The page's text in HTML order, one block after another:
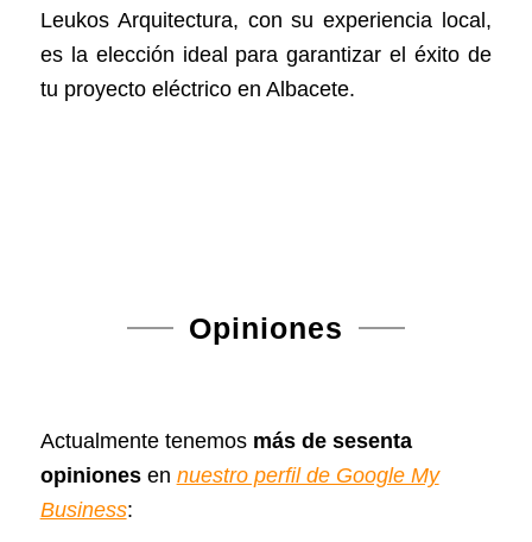
Leukos Arquitectura, con su experiencia local,
es la elección ideal para garantizar el éxito de
tu proyecto eléctrico en Albacete.
Opiniones
Actualmente tenemos más de sesenta
opiniones en nuestro perfil de Google My
Business: